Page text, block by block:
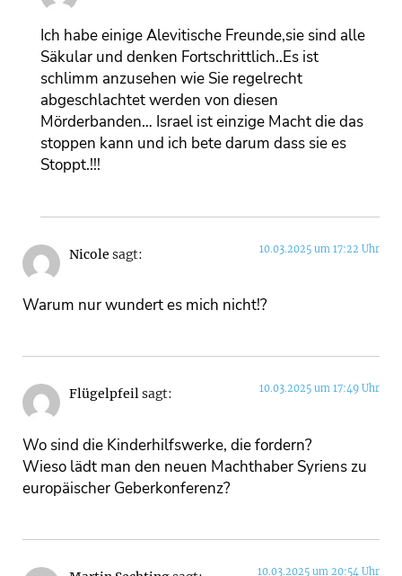
Ich habe einige Alevitische Freunde,sie sind alle
Säkular und denken Fortschrittlich..Es ist
schlimm anzusehen wie Sie regelrecht
abgeschlachtet werden von diesen
Mörderbanden… Israel ist einzige Macht die das
stoppen kann und ich bete darum dass sie es
Stoppt.!!!
Nicole sagt: 10.03.2025 um 17:22 Uhr
Warum nur wundert es mich nicht!?
Flügelpfeilsagt: 10.03.2025 um 17:49 Uhr
Wo sind die Kinderhilfswerke, die fordern?
Wieso lädt man den neuen Machthaber Syriens zu
europäischer Geberkonferenz?
10.03.2025 um 20:54 Uhr